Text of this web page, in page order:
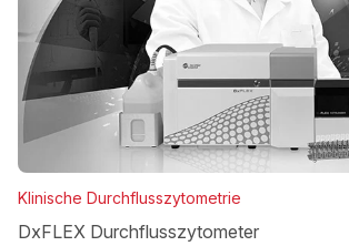
Klinische Durchflusszytometrie
DxFLEX Durchflusszytometer